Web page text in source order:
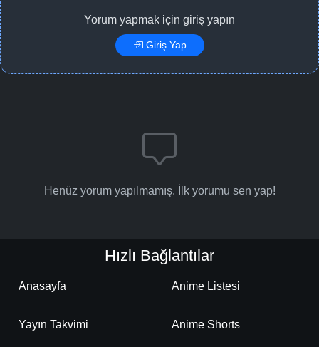
Yorum yapmak için giriş yapın
Giriş Yap
Henüz yorum yapılmamış. İlk yorumu sen yap!
Hızlı Bağlantılar
Anasayfa Anime Listesi
Yayın Takvimi Anime Shorts